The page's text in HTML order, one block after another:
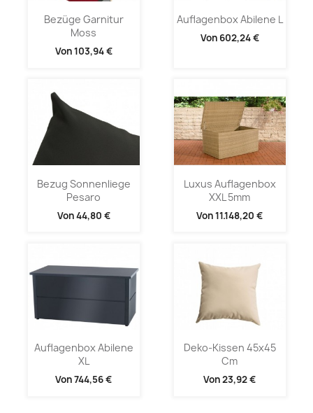
Bezüge Garnitur
Moss
Von103,94 €
Auflagenbox Abilene L
Von 602,24 €
Bezug Sonnenliege
Pesaro
Von44,80 €
Luxus Auflagenbox
XXL 5mm
Von11.148,20 €
Auflagenbox Abilene
XL
Von744,56 €
Deko-Kissen 45x45
Cm
Von23,92 €